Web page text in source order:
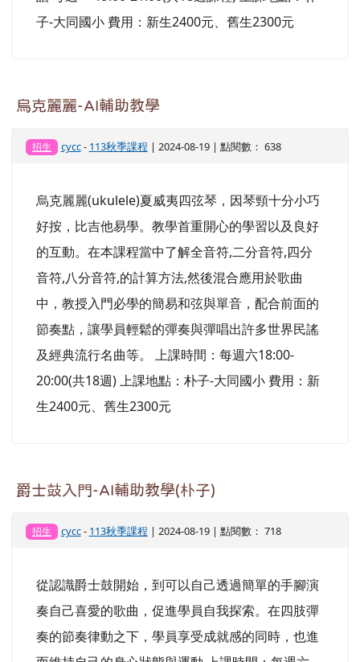
子-大同國小 費用：新生2400元、舊生2300元
烏克麗麗-AI輔助教學
招生 cycc- 113秋季課程 | 2024-08-19 | 點閱數： 638
烏克麗麗(ukulele)夏威夷四弦琴，因琴頸十分小巧
好按，比吉他易學。教學首重開心的學習以及良好
的互動。在本課程當中了解全音符,二分音符,四分
音符,八分音符,的計算方法,然後混合應用於歌曲
中，教授入門必學的簡易和弦與單音，配合前面的
節奏點，讓學員輕鬆的彈奏與彈唱出許多世界民謠
及經典流行名曲等。 上課時間：每週六18:00-
20:00(共18週) 上課地點：朴子-大同國小 費用：新
生2400元、舊生2300元
爵士鼓入門-AI輔助教學(朴子)
招生 cycc- 113秋季課程 | 2024-08-19 | 點閱數： 718
從認識爵士鼓開始，到可以自己透過簡單的手腳演
奏自己喜愛的歌曲，促進學員自我探索。在四肢彈
奏的節奏律動之下，學員享受成就感的同時，也進